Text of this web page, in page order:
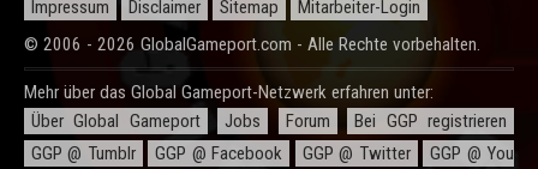
Impressum
Disclaimer Sitemap
Mitarbeiter-Login
© 2006 - 2026 GlobalGameport.com - Alle Rechte vorbehalten.
Mehr über das Global Gameport-Netzwerk erfahren unter:
Über Global Gameport
Jobs Forum
Bei GGP registrieren
GGP @ Tumblr
GGP @ Facebook GGP @ Twitter GGP @ You